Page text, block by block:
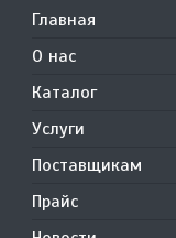
Главная
О нас
Каталог
Услуги
Поставщикам
Прайс